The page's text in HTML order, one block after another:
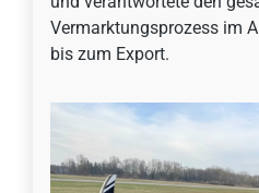
Vermarktungsprozess im
bis zum Export.